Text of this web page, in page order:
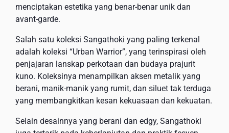
menciptakan estetika yang benar-benar unik dan
avant-garde.
Salah satu koleksi Sangathoki yang paling terkenal
adalah koleksi “Urban Warrior”, yang terinspirasi oleh
penjajaran lanskap perkotaan dan budaya prajurit
kuno. Koleksinya menampilkan aksen metalik yang
berani, manik-manik yang rumit, dan siluet tak terduga
yang membangkitkan kesan kekuasaan dan kekuatan.
Selain desainnya yang berani dan edgy, Sangathoki